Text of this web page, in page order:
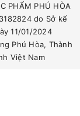
PHẨM PHÚ HÒA
do Sở kế
11/01/2024
Phú Hòa, Thành
Việt Nam